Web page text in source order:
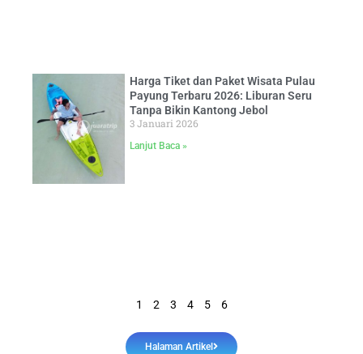
Harga Tiket dan Paket Wisata Pulau
Payung Terbaru 2026: Liburan Seru
Tanpa Bikin Kantong Jebol
3 Januari 2026
Lanjut Baca »
1 2 3 4 5 6
Halaman Artikel